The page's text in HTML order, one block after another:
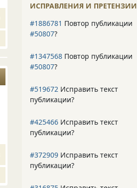
ИСПРАВЛЕНИЯ И ПРЕТЕНЗИИ
#1886781 Повтор публикации
#50807?
#1347568 Повтор публикации
#50807?
#519672 Исправить текст
публикации?
#425466 Исправить текст
публикации?
#372909 Исправить текст
публикации?